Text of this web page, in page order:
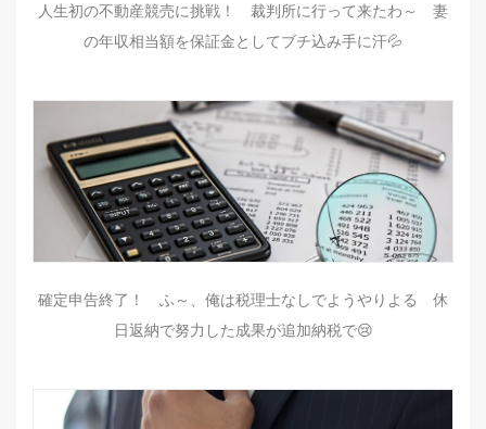
人生初の不動産競売に挑戦！ 裁判所に行って来たわ～ 妻
の年収相当額を保証金としてブチ込み手に汗💦
確定申告終了！ ふ～、俺は税理士なしでようやりよる 休
日返納で努力した成果が追加納税で😢